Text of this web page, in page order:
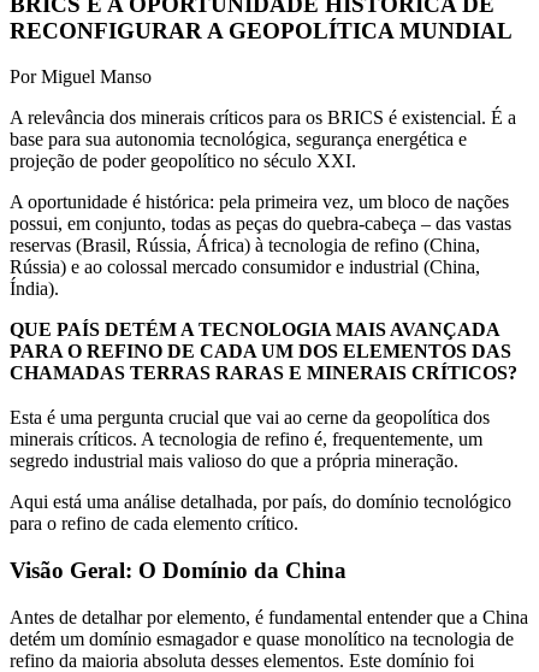
RECONFIGURAR A GEOPOLÍTICA MUNDIAL
Por Miguel Manso
A relevância dos minerais críticos para os BRICS é existencial. É a
base para sua autonomia tecnológica, segurança energética e
projeção de poder geopolítico no século XXI.
A oportunidade é histórica: pela primeira vez, um bloco de nações
possui, em conjunto, todas as peças do quebra-cabeça – das vastas
reservas (Brasil, Rússia, África) à tecnologia de refino (China,
Rússia) e ao colossal mercado consumidor e industrial (China,
Índia).
QUE PAÍS DETÉM A TECNOLOGIA MAIS AVANÇADA
PARA O REFINO DE CADA UM DOS ELEMENTOS DAS
CHAMADAS TERRAS RARAS E MINERAIS CRÍTICOS?
Esta é uma pergunta crucial que vai ao cerne da geopolítica dos
minerais críticos. A tecnologia de refino é, frequentemente, um
segredo industrial mais valioso do que a própria mineração.
Aqui está uma análise detalhada, por país, do domínio tecnológico
para o refino de cada elemento crítico.
Visão Geral: O Domínio da China
Antes de detalhar por elemento, é fundamental entender que a China
detém um domínio esmagador e quase monolítico na tecnologia de
refino da maioria absoluta desses elementos. Este domínio foi